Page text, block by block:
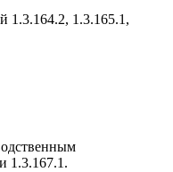
1.3.164.2, 1.3.165.1,
1.3.167.1.